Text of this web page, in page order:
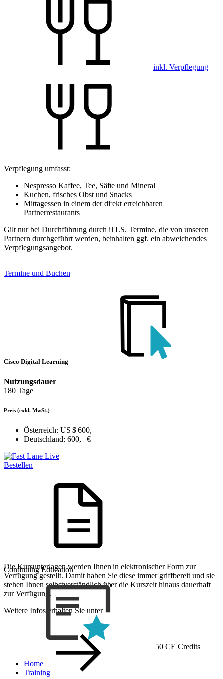
inkl. Verpflegung
Verpflegung umfasst:
Nespresso Kaffee, Tee, Säfte und Mineral
Kuchen, frisches Obst und Snacks
Mittagessen in einem der direkt erreichbaren
Partnerrestaurants
Gilt nur bei Durchführung durch iTLS. Termine, die von unseren
Partnern durchgeführt werden, beinhalten ggf. ein abweichendes
Verpflegungsangebot.
Termine und Buchen
Cisco Digital Learning
Nutzungsdauer
180 Tage
Preis (exkl. MwSt.)
Österreich: US $ 600,–
Deutschland: 600,– €
Bestellen
Die Kursunterlagen werden Ihnen in elektronischer Form zur
Verfügung gestellt. Damit haben Sie diese immer griffbereit und sie
stehen Ihnen selbstverständlich über die Kurszeit hinaus dauerhaft
zur Verfügung.
Weitere Infos erhalten Sie unter
Continuing Education
50 CE Credits
Home
Training